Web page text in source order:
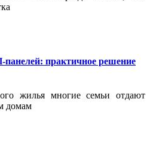
практичное решение
жилья многие семьи отдают
домам